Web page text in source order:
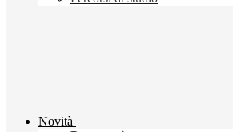
Novità